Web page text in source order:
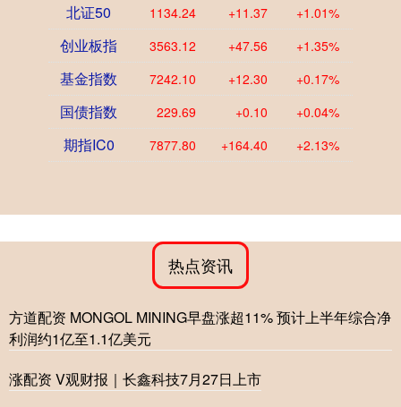
北证50 1134.24 +11.37 +1.01%
创业板指 3563.12 +47.56 +1.35%
基金指数 7242.10 +12.30 +0.17%
国债指数 229.69 +0.10 +0.04%
期指IC0 7877.80 +164.40 +2.13%
热点资讯
方道配资 MONGOL MINING早盘涨超11% 预计上半年综合净
利润约1亿至1.1亿美元
涨配资 V观财报｜长鑫科技7月27日上市